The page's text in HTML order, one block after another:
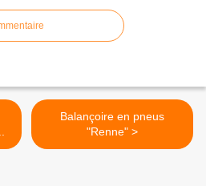
Balançoire en pneus
"Renne" >